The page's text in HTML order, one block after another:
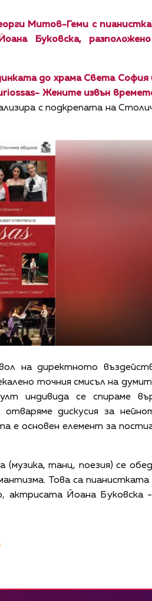
Митов-Геми с
Буковска,
до храма Света София
Жените извън
с подкрепата на
на директното
точния смисъл на
индивида се спираме
дискусия за
е основен елемент за
(музика, танц, поезия) се
Това са
актрисата Йоана